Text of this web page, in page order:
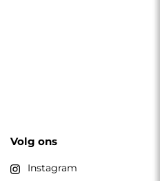
Volg ons
Instagram